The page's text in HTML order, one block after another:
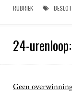
RUBRIEK
24-
Geen